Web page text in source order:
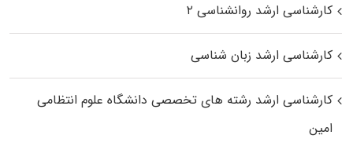
کارشناسی ارشد روانشناسی ۲
کارشناسی ارشد زبان شناسی
کارشناسی ارشد رﺷﺘﻪ ﻫﺎی تخصصی داﻧﺸﮕﺎه ﻋﻠﻮم انتظامی
اﻣﻴﻦ